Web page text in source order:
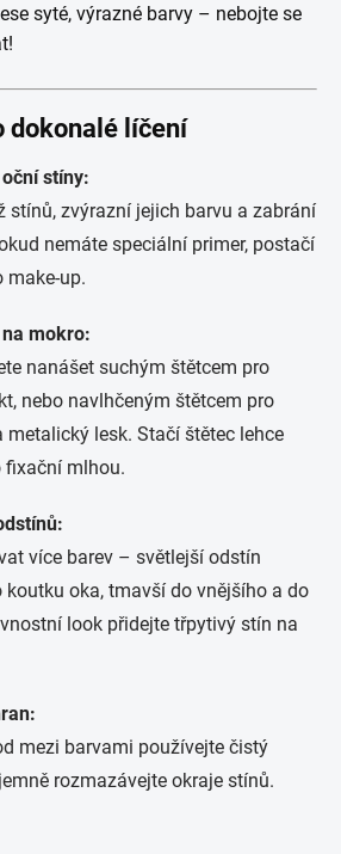
syté, výrazné barvy – nebojte se
dokonalé líčení
stíny:
stínů, zvýrazní jejich barvu a zabrání
nemáte speciální primer, postačí
make-up.
mokro:
nanášet suchým štětcem pro
nebo navlhčeným štětcem pro
metalický lesk. Stačí štětec lehce
fixační mlhou.
více barev – světlejší odstín
oka, tmavší do vnějšího a do
look přidejte třpytivý stín na
mezi barvami používejte čistý
rozmazávejte okraje stínů.